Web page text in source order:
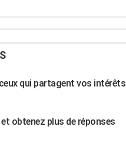
qui partagent vos intérêts
obtenez plus de réponses